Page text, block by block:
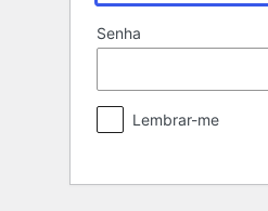
Senha
Lembrar-me